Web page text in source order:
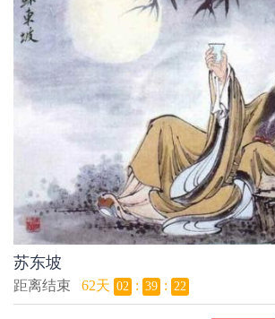
苏东坡
距离结束 62天 02 : 39 : 21